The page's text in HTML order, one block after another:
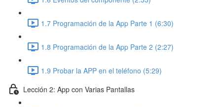
1.7 Programación de la App Parte 1 (6:30)
1.8 Programación de la App Parte 2 (2:27)
1.9 Probar la APP en el teléfono (5:29)
Lección 2: App con Varias Pantallas